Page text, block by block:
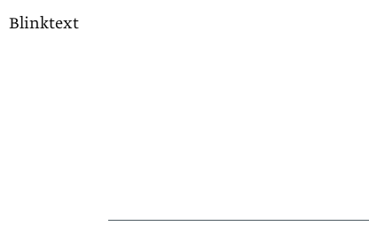
Blinktext